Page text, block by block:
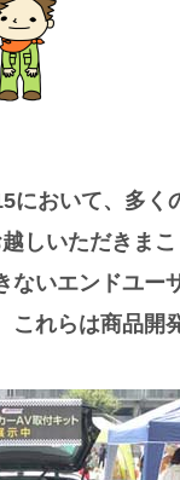
において、多く
しいただきま
ないエンドユー
これらは商品開